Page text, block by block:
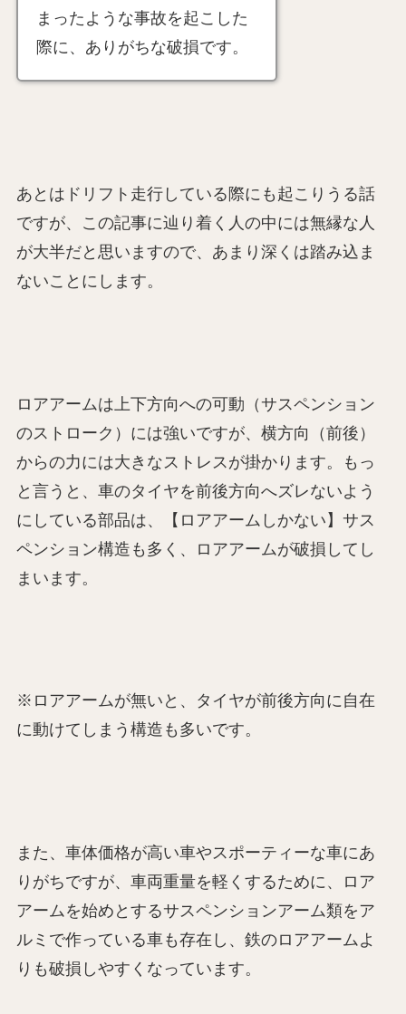
まったような事故を起こした
際に、ありがちな破損です。
あとはドリフト走行している際にも起こりうる話
ですが、この記事に辿り着く人の中には無縁な人
が大半だと思いますので、あまり深くは踏み込ま
ないことにします。
ロアアームは上下方向への可動（サスペンション
のストローク）には強いですが、横方向（前後）
からの力には大きなストレスが掛かります。もっ
と言うと、車のタイヤを前後方向へズレないよう
にしている部品は、【ロアアームしかない】サス
ペンション構造も多く、ロアアームが破損してし
まいます。
※ロアアームが無いと、タイヤが前後方向に自在
に動けてしまう構造も多いです。
また、車体価格が高い車やスポーティーな車にあ
りがちですが、車両重量を軽くするために、ロア
アームを始めとするサスペンションアーム類をア
ルミで作っている車も存在し、鉄のロアアームよ
りも破損しやすくなっています。